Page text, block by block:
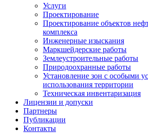
Услуги
Проектирование
Проектирование объектов
комплекса
Инженерные изыскания
Маркшейдерские работы
Землеустроительные работы
Природоохранные работы
Установление зон с особыми
использования территории
Техническая инвентаризация
Лицензии и допуски
Партнеры
Публикации
Контакты